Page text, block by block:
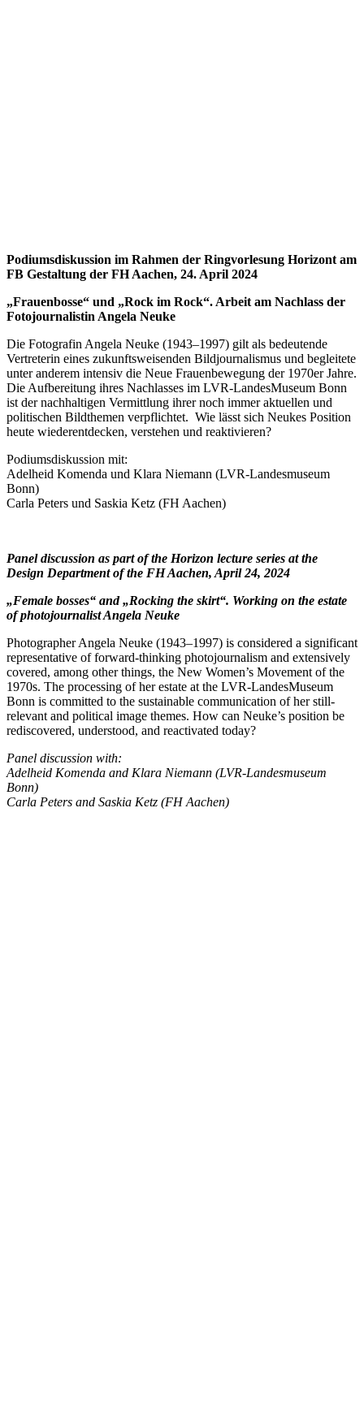
Podiumsdiskussion im Rahmen der Ringvorlesung Horizont am
FB Gestaltung der FH Aachen, 24. April 2024
„Frauenbosse“ und „Rock im Rock“. Arbeit am Nachlass der
Fotojournalistin Angela Neuke
Die Fotografin Angela Neuke (1943–1997) gilt als bedeutende
Vertreterin eines zukunftsweisenden Bildjournalismus und begleitete
unter anderem intensiv die Neue Frauenbewegung der 1970er Jahre.
Die Aufbereitung ihres Nachlasses im LVR-LandesMuseum Bonn
ist der nachhaltigen Vermittlung ihrer noch immer aktuellen und
politischen Bildthemen verpflichtet. Wie lässt sich Neukes Position
heute wiederentdecken, verstehen und reaktivieren?
Podiumsdiskussion mit:
Adelheid Komenda und Klara Niemann (LVR-Landesmuseum
Bonn)
Carla Peters und Saskia Ketz (FH Aachen)
Panel discussion as part of the Horizon lecture series at the
Design Department of the FH Aachen, April 24, 2024
„Female bosses“ and „Rocking the skirt“. Working on the estate
of photojournalist Angela Neuke
Photographer Angela Neuke (1943–1997) is considered a significant
representative of forward-thinking photojournalism and extensively
covered, among other things, the New Women’s Movement of the
1970s. The processing of her estate at the LVR-LandesMuseum
Bonn is committed to the sustainable communication of her still-
relevant and political image themes. How can Neuke’s position be
rediscovered, understood, and reactivated today?
Panel discussion with:
Adelheid Komenda and Klara Niemann (LVR-Landesmuseum
Bonn)
Carla Peters and Saskia Ketz (FH Aachen)